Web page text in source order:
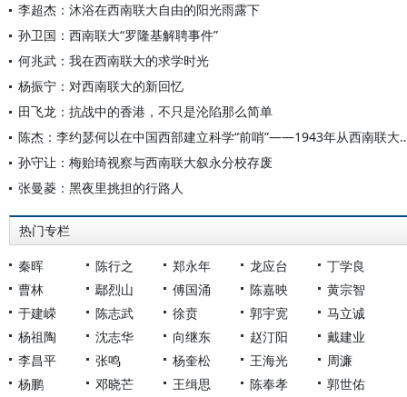
李超杰：沐浴在西南联大自由的阳光雨露下
孙卫国：西南联大“罗隆基解聘事件”
何兆武：我在西南联大的求学时光
杨振宁：对西南联大的新回忆
田飞龙：抗战中的香港，不只是沦陷那么简单
陈杰：李约瑟何以在中国西
孙守让：梅贻琦视察与西南联大叙永分校存废
张曼菱：黑夜里挑担的行路人
热门专栏
秦晖 陈行之 郑永年 龙应台
丁学良
曹林
鄢烈山 傅国涌 陈嘉映
黄宗智
于建嵘
陈志武 徐贲 郭宇宽
马立诚
杨祖陶
沈志华 向继东 赵汀阳
戴建业
李昌平
张鸣 杨奎松 王海光
周濂
杨鹏
邓晓芒 王缉思 陈奉孝
郭世佑